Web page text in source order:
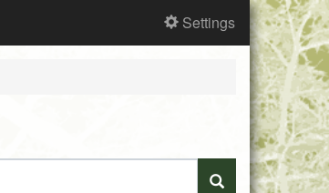
Settings